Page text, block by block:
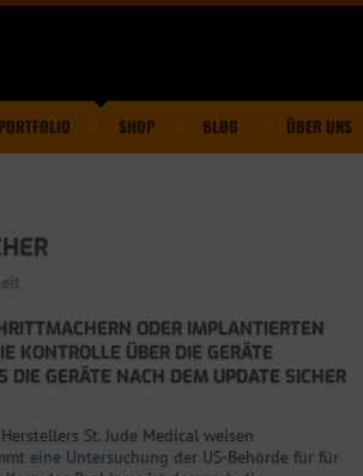
PORTFOLIO SHOP BLOG ÜBER UNS
ODER IMPLANTIERTEN
KONTROLLE ÜBER DIE GERÄTE
GERÄTE NACH DEM UPDATE SICHER
St. Jude Medical weisen
eine Untersuchung der US-Behörde für für